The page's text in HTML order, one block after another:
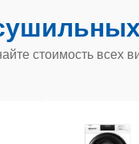
стоимость всех